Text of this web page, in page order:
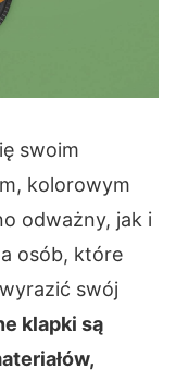
swoim
kolorowym
odważny, jak i
osób, które
swój
klapki są